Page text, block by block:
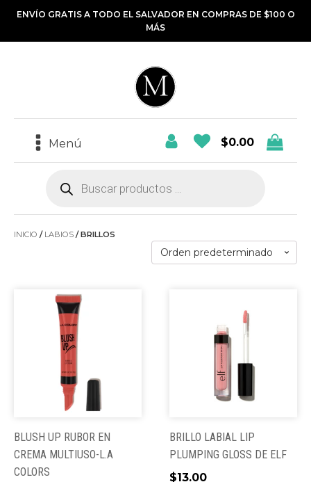
ENVÍO GRATIS A TODO EL SALVADOR EN COMPRAS DE $100 O
MÁS
Menú $0.00
Búsqueda
INICIO / LABIOS / BRILLOS
BLUSH UP RUBOR EN
CREMA MULTIUSO-L.A
COLORS
producto
múltiples
variantes.
pueden
elegir
en
BRILLO LABIAL LIP
PLUMPING GLOSS DE ELF
$13.00
múltiples
variantes.
opciones
pueden
elegir
en